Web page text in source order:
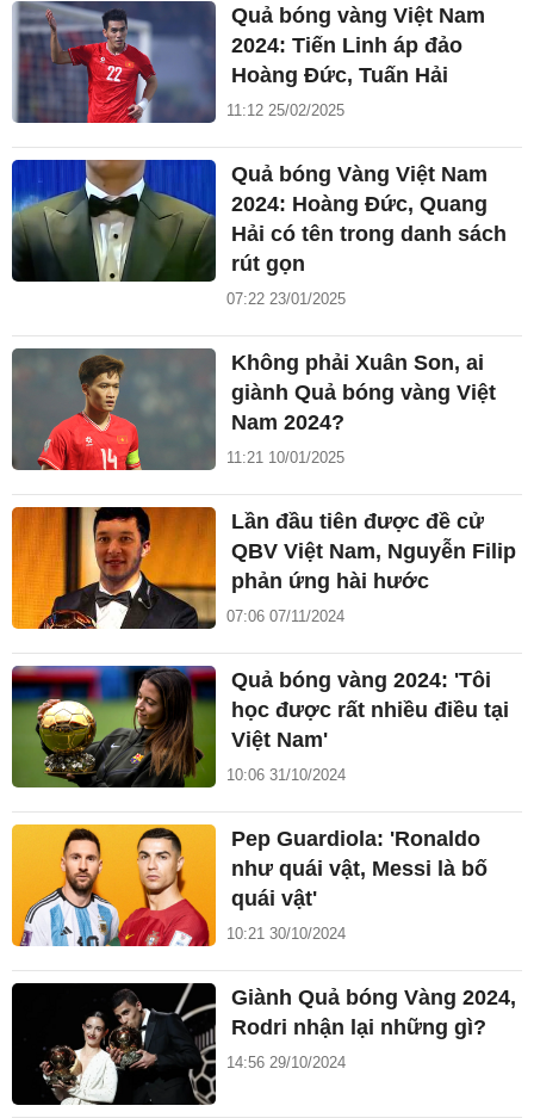
Quả bóng vàng Việt Nam
2024: Tiến Linh áp đảo
Hoàng Đức, Tuấn Hải
11:12 25/02/2025
Quả bóng Vàng Việt Nam
2024: Hoàng Đức, Quang
Hải có tên trong danh sách
rút gọn
07:22 23/01/2025
Không phải Xuân Son, ai
giành Quả bóng vàng Việt
Nam 2024?
11:21 10/01/2025
Lần đầu tiên được đề cử
QBV Việt Nam, Nguyễn Filip
phản ứng hài hước
07:06 07/11/2024
Quả bóng vàng 2024: 'Tôi
học được rất nhiều điều tại
Việt Nam'
10:06 31/10/2024
Pep Guardiola: 'Ronaldo
như quái vật, Messi là bố
quái vật'
10:21 30/10/2024
Giành Quả bóng Vàng 2024,
Rodri nhận lại những gì?
14:56 29/10/2024